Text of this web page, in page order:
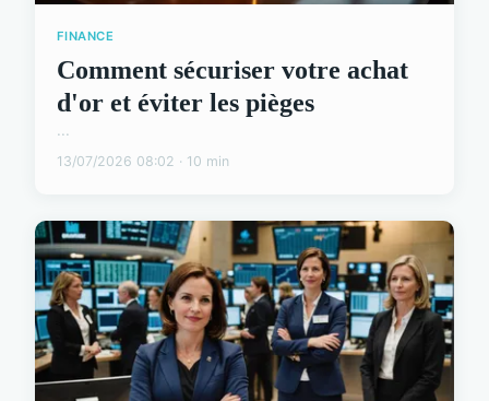
FINANCE
Comment sécuriser votre achat
d'or et éviter les pièges
...
13/07/2026 08:02 · 10 min